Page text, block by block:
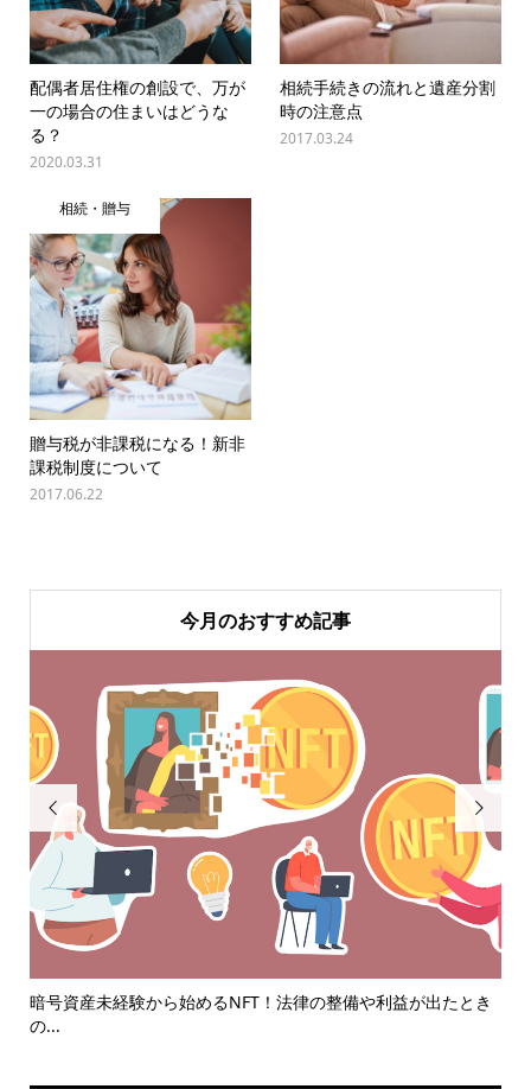
配偶者居住権の創設で、万が
一の場合の住まいはどうな
る？
2020.03.31
相続手続きの流れと遺産分割
時の注意点
2017.03.24
相続・贈与
贈与税が非課税になる！新非
課税制度について
2017.06.22
今月のおすすめ記事

暗号資産未経験から始めるNFT！法律の整備や利益が出たとき
の...
